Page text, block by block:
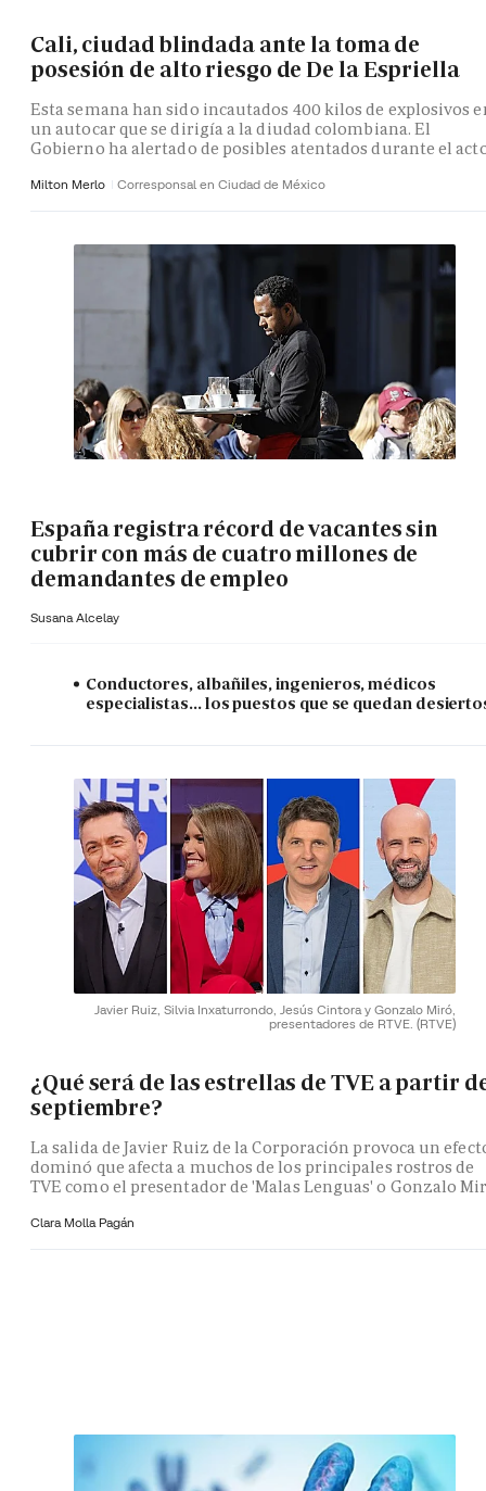
Cali, ciudad blindada ante la toma de
posesión de alto riesgo de De la Espriella
Esta semana han sido incautados 400 kilos de explosivos
un autocar que se dirigía a la diudad colombiana. El
Gobierno ha alertado de posibles atentados durante el
Milton Merlo Corresponsal en Ciudad de México
España registra récord de vacantes sin
cubrir con más de cuatro millones de
demandantes de empleo
Susana Alcelay
Conductores, albañiles, ingenieros, médicos
especialistas... los puestos que se quedan
Javier Ruiz, Silvia Inxaturrondo, Jesús Cintora y Gonzalo Miró,
presentadores de RTVE. (RTVE)
¿Qué será de las estrellas de TVE a partir
septiembre?
La salida de Javier Ruiz de la Corporación provoca un
dominó que afecta a muchos de los principales rostros de
TVE como el presentador de 'Malas Lenguas' o Gonzalo
Clara Molla Pagán